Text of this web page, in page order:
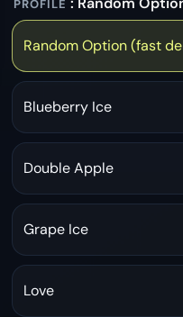
PROFILE
Random Option (fast
Blueberry Ice
Double Apple
Grape Ice
Love